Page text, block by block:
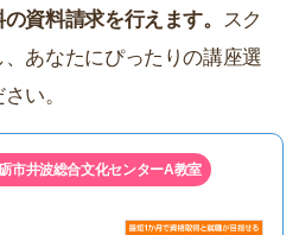
資料請求を行えます。 スク
あなたにぴったりの講座選
い。
市井波総合文化センターA教室